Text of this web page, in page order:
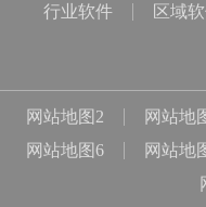
行业软件
区域
网站地图2 网站地
网站地图6
网站地